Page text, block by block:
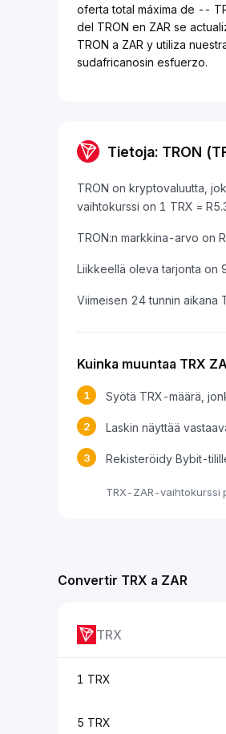
oferta total máxima de --
del TRON en ZAR se
TRON a ZAR y utiliza
sudafricanosin esfuerzo.
Tietoja: TRON
TRON on kryptovaluutta,
vaihtokurssi on 1 TRX =
TRON:n markkina-arvo on
Liikkeellä oleva tarjonta on
Viimeisen 24 tunnin aikana
Kuinka muuntaa TRX
1 Syötä TRX-määrä,
2 Laskin näyttää
3 Rekisteröidy Bybit-
TRX-ZAR-vaihtokurssi
Convertir TRX a ZAR
TRX
1 TRX
5 TRX